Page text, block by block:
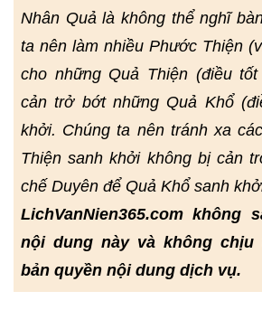
Nhân Quả là không thể nghĩ
ta nên làm nhiều Phước Thiện
cho những Quả Thiện (điều
cản trở bớt những Quả Khổ
khởi. Chúng ta nên tránh xa
Thiện sanh khởi không bị cản
chế Duyên để Quả Khổ sanh
LichVanNien365.com không
nội dung này và không chịu
bản quyền nội dung dịch vụ.